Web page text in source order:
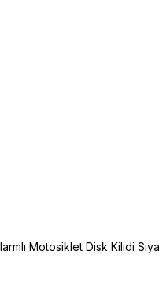
Motosiklet Disk Kilidi